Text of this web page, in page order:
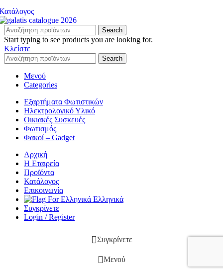
Search
Start typing to see products you are looking for.
Κλείστε
Search
Μενού
Categories
Εξαρτήματα Φωτιστικών
Ηλεκτρολογικό Υλικό
Οικιακές Συσκευές
Φωτισμός
Φακοί – Gadget
Αρχική
Η Εταιρεία
Προϊόντα
Κατάλογος
Επικοινωνία
Ελληνικά
Συγκρίνετε
Login / Register
Συγκρίνετε
Μενού